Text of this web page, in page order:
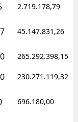
2.719.178,79
45.147.831,26
265.292.398,15
230.271.119,32
696.180,00